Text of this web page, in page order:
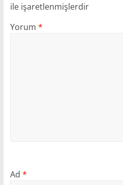
ile işaretlenmişlerdir
Yorum *
Ad *